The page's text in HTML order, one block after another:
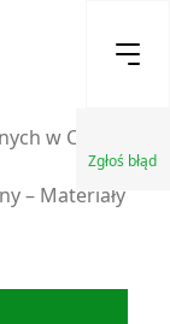
Zgłoś błąd
w Chełmie
– Materiały